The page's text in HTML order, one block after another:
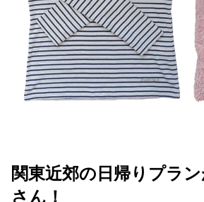
関東近郊の日帰りプラ
さん！